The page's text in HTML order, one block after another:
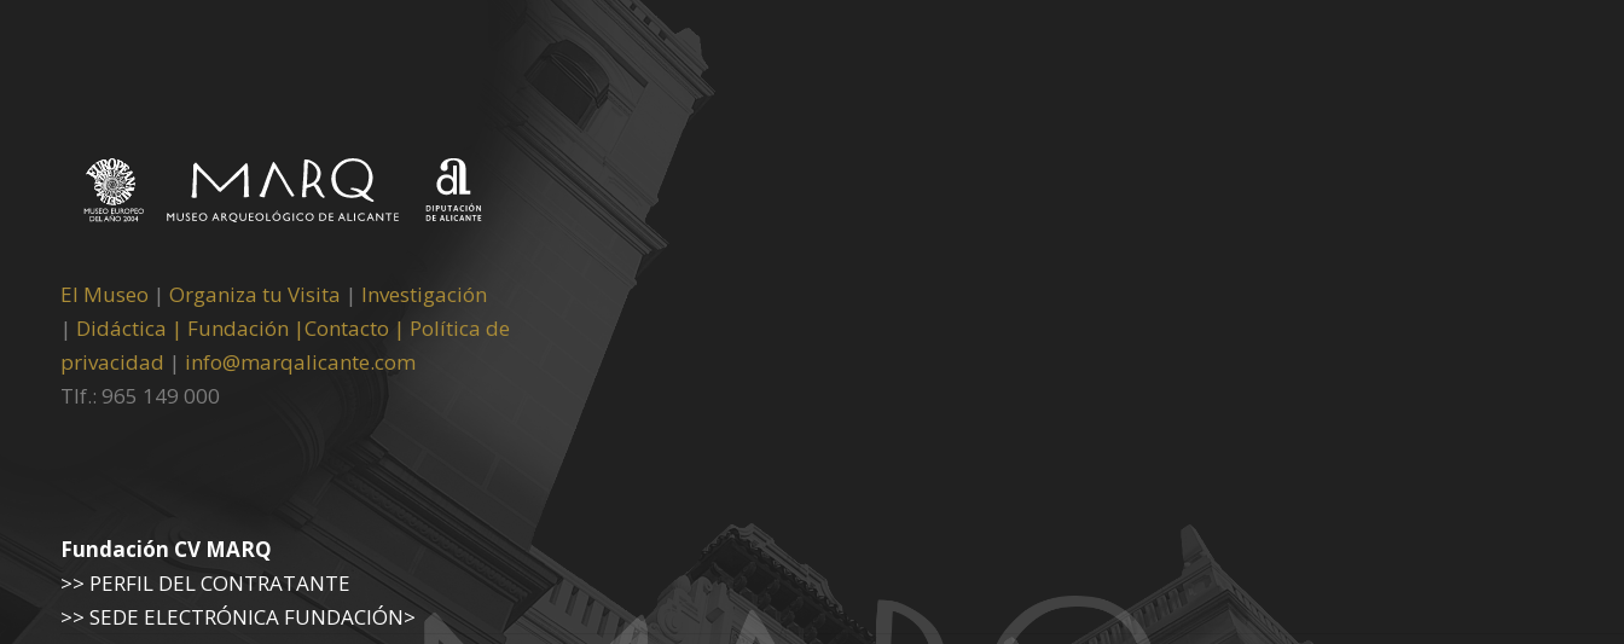
El Museo | Organiza tu Visita | Investigación
| Didáctica | Fundación |Contacto | Política de
privacidad | info@marqalicante.com
Tlf.: 965 149 000
Fundación CV MARQ
>> PERFIL DEL CONTRATANTE
>> SEDE ELECTRÓNICA FUNDACIÓN>